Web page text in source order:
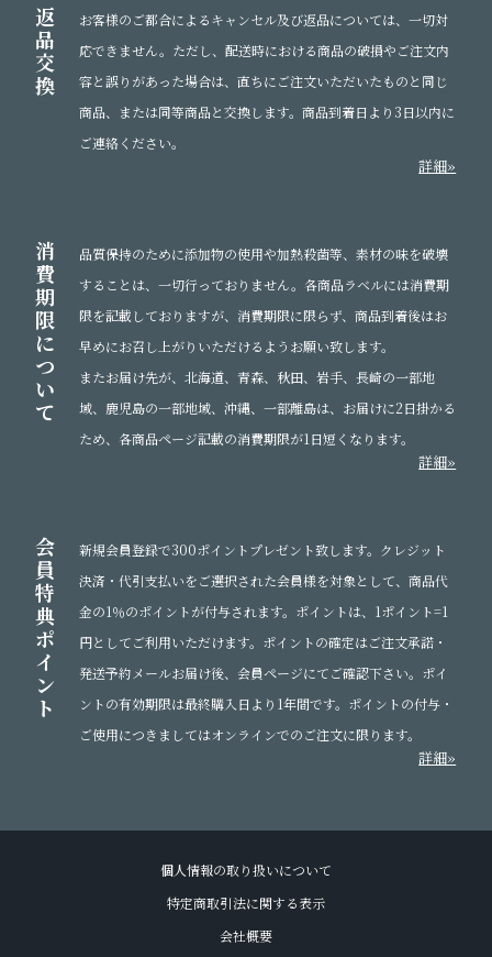
返
品
交
換
お客様のご都合によるキャンセル及び返品については、一切対
応できません。ただし、配送時における商品の破損やご注文内
容と誤りがあった場合は、直ちにご注文いただいたものと同じ
商品、または同等商品と交換します。商品到着日より3日以内に
ご連絡ください。
詳細»
消
費
期
限
に
つ
い
て
品質保持のために添加物の使用や加熱殺菌等、素材の味を破壊
することは、一切行っておりません。各商品ラベルには消費期
限を記載しておりますが、消費期限に限らず、商品到着後はお
早めにお召し上がりいただけるようお願い致します。
またお届け先が、北海道、青森、秋田、岩手、長崎の一部地
域、鹿児島の一部地域、沖縄、一部離島は、お届けに2日掛かる
ため、各商品ページ記載の消費期限が1日短くなります。
詳細»
会
員
特
典
ポ
イ
ン
ト
新規会員登録で300ポイントプレゼント致します。クレジット
決済・代引支払いをご選択された会員様を対象として、商品代
金の1％のポイントが付与されます。ポイントは、1ポイント=1
円としてご利用いただけます。ポイントの確定はご注文承諾・
発送予約メールお届け後、会員ページにてご確認下さい。ポイ
ントの有効期限は最終購入日より1年間です。ポイントの付与・
ご使用につきましてはオンラインでのご注文に限ります。
詳細»
個人情報の取り扱いについて
特定商取引法に関する表示
会社概要